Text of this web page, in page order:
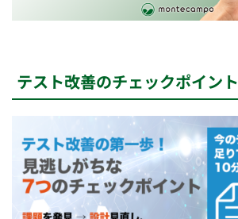
テスト改善のチェックポイント